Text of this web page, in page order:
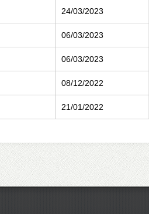
24/03/2023
06/03/2023
06/03/2023
08/12/2022
21/01/2022